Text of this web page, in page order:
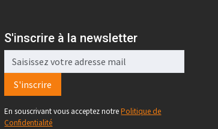
S'inscrire à la newsletter
S'inscrire
En souscrivant vous acceptez notrePolitique de
Confidentialité